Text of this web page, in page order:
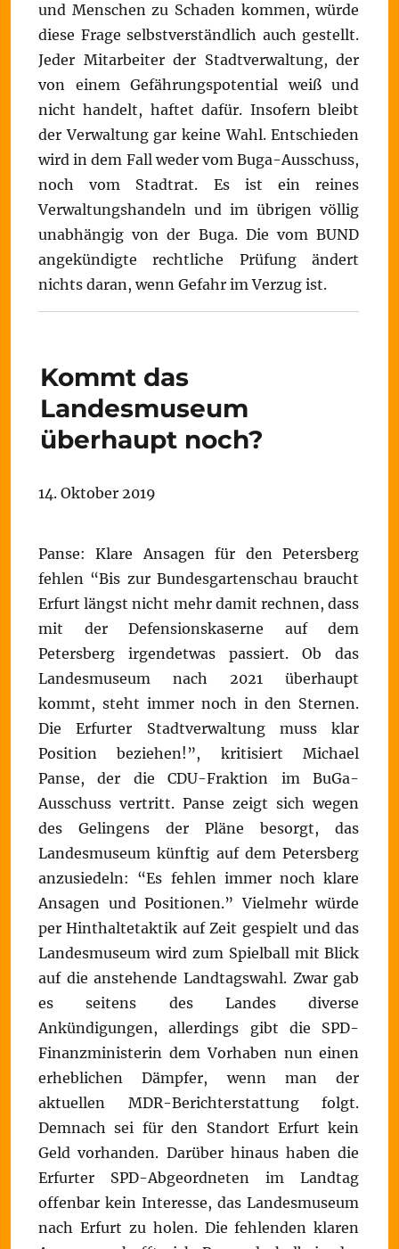
und Menschen zu Schaden kommen, würde
diese Frage selbstverständlich auch gestellt.
Jeder Mitarbeiter der Stadtverwaltung, der
von einem Gefährungspotential weiß und
nicht handelt, haftet dafür. Insofern bleibt
der Verwaltung gar keine Wahl. Entschieden
wird in dem Fall weder vom Buga-Ausschuss,
noch vom Stadtrat. Es ist ein reines
Verwaltungshandeln und im übrigen völlig
unabhängig von der Buga. Die vom BUND
angekündigte rechtliche Prüfung ändert
nichts daran, wenn Gefahr im Verzug ist.
Kommt das
Landesmuseum
überhaupt noch?
14. Oktober 2019
Panse: Klare Ansagen für den Petersberg
fehlen “Bis zur Bundesgartenschau braucht
Erfurt längst nicht mehr damit rechnen, dass
mit der Defensionskaserne auf dem
Petersberg irgendetwas passiert. Ob das
Landesmuseum nach 2021 überhaupt
kommt, steht immer noch in den Sternen.
Die Erfurter Stadtverwaltung muss klar
Position beziehen!”, kritisiert Michael
Panse, der die CDU-Fraktion im BuGa-
Ausschuss vertritt. Panse zeigt sich wegen
des Gelingens der Pläne besorgt, das
Landesmuseum künftig auf dem Petersberg
anzusiedeln: “Es fehlen immer noch klare
Ansagen und Positionen.” Vielmehr würde
per Hinthaltetaktik auf Zeit gespielt und das
Landesmuseum wird zum Spielball mit Blick
auf die anstehende Landtagswahl. Zwar gab
es seitens des Landes diverse
Ankündigungen, allerdings gibt die SPD-
Finanzministerin dem Vorhaben nun einen
erheblichen Dämpfer, wenn man der
aktuellen MDR-Berichterstattung folgt.
Demnach sei für den Standort Erfurt kein
Geld vorhanden. Darüber hinaus haben die
Erfurter SPD-Abgeordneten im Landtag
offenbar kein Interesse, das Landesmuseum
nach Erfurt zu holen. Die fehlenden klaren